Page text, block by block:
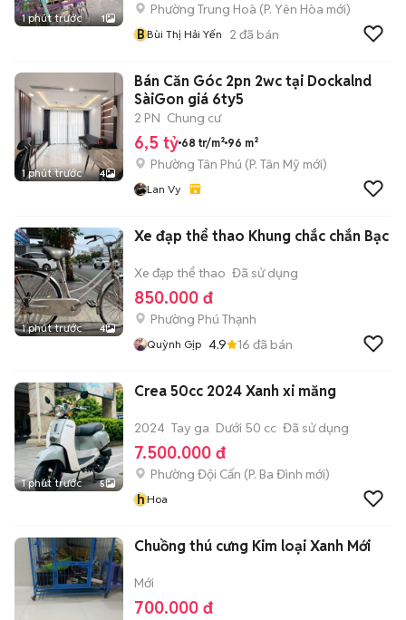
1 phút trước 1
Phường Trung Hoà (P. Yên Hòa mới)
BBùi Thị Hải Yến 2 đã bán
1 phút trước 4
Bán Căn Góc 2pn 2wc tại Dockalnd
SàiGon giá 6ty5
2 PN Chung cư
6,5 tỷ 68 tr/m² 96 m²
Phường Tân Phú (P. Tân Mỹ mới)
Lan Vy
1 phút trước 4
Xe đạp thể thao Khung chắc chắn Bạc
Xe đạp thể thao Đã sử dụng
850.000 đ
Phường Phú Thạnh
Quỳnh Gịp 4.9 16 đã bán
1 phút trước 5
Crea 50cc 2024 Xanh xi măng
2024 Tay ga Dưới 50 cc Đã sử dụng
7.500.000 đ
Phường Đội Cấn (P. Ba Đình mới)
hHoa
Chuồng thú cưng Kim loại Xanh Mới
Mới
700.000 đ